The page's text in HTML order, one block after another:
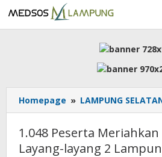
to
content
Homepage » LAMPUNG
1.048 Peserta Meriahkan
Layang-layang 2